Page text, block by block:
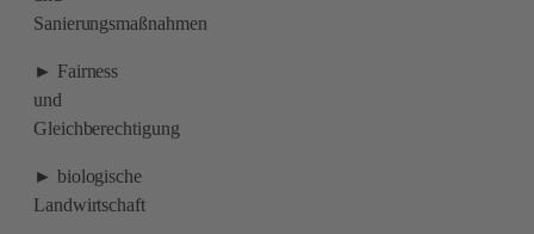
Sanierungsmaßnahmen
► Fairness
und
Gleichberechtigung
► biologische
Landwirtschaft